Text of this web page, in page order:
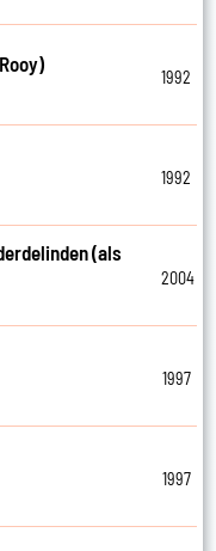
1992
1992
(als
2004
1997
1997